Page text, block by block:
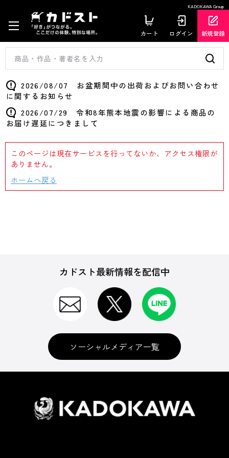
KADOKAWA Group
カート ログイン 新規登録
2026/08/07 お盆期間中の出荷およびお問い合わせ
に関するお知らせ
2026/07/29 令和8年熊本地震の影響による商品の
お届け遅延につきまして
このページは現在サービスを行ってないか、アクセス権限が
ありません。
ホームへ戻る
カドスト最新情報を配信中
ソーシャルメディア一覧